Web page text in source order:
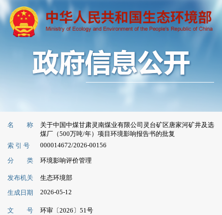
名 称
关于中国中煤甘肃灵南煤业有限公司灵台矿区唐家河矿井及选
煤厂（500万吨/年）项目环境影响报告书的批复
索 引 号
000014672/2026-00156
分 类 环境影响评价管理
发布机关
生态环境部
生成日期
2026-05-12
文 号
环审〔2026〕51号